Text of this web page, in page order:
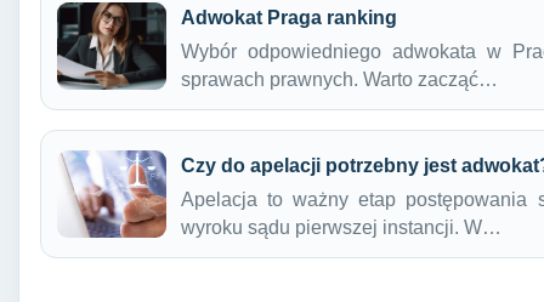
Adwokat Praga ranking
Wybór odpowiedniego adwokata w
sprawach prawnych. Warto zacząć…
Czy do apelacji potrzebny jest
Apelacja to ważny etap postępowania
wyroku sądu pierwszej instancji. W…